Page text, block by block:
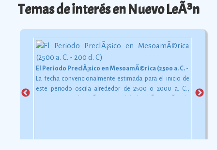
Temas de interés en Nuevo LeÃ³n
El Periodo PreclÃ¡sico en MesoamÃ©rica (2500 a. C. - 200 d. C)
La fecha convencionalmente estimada para el inicio de
este periodo oscila alrededor de 2500 o 2000 a. C.,